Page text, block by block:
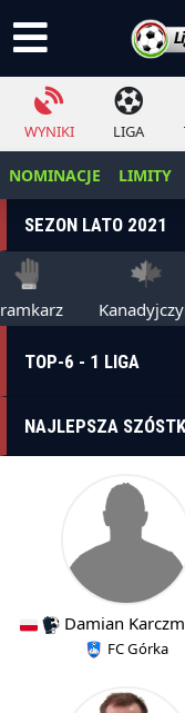
WYNIKI LIGA
NOMINACJE LIMITY
SEZON LATO 2021
TOP-6 - 1 LIGA
NAJLEPSZA
Damian
FC Górka